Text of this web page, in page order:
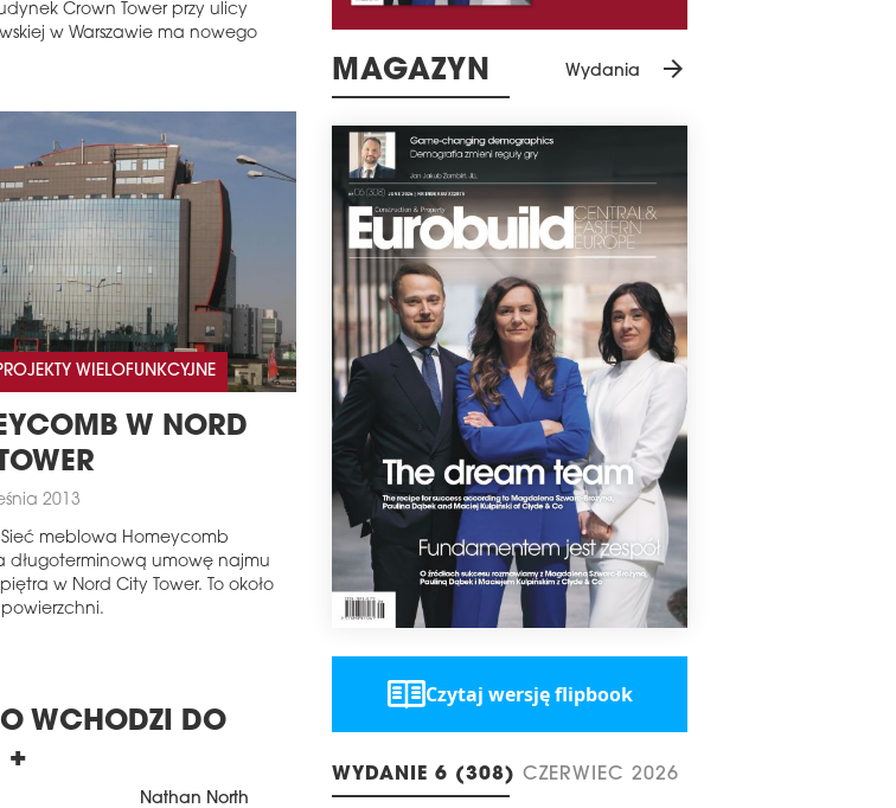
Crown Tower przy ulicy
w Warszawie ma nowego
WIELOFUNKCYJNE
W NORD
2013
Sieć meblowa Homeycomb
długoterminową umowę najmu
w Nord City Tower. To około
WCHODZI DO
+
Nathan North
MAGAZYN Wydania arrow_forward
Czytaj wersję flipbook
WYDANIE 6 (308) CZERWIEC 2026